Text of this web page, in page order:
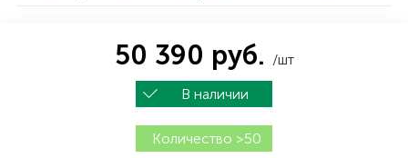
50 390 руб. /шт
В наличии
Количество >50